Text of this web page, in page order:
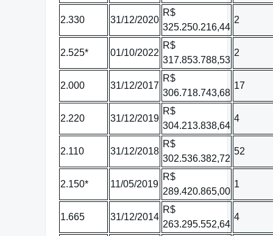
2.330 31/12/2020
R$
325.250.216,44
2
2.525* 01/10/2022
R$
317.853.788,53
2
2.000 31/12/2017
R$
306.718.743,68
17
2.220 31/12/2019
R$
304.213.838,64
4
2.110 31/12/2018
R$
302.536.382,72
52
2.150* 11/05/2019
R$
289.420.865,00
1
1.665 31/12/2014
R$
263.295.552,64
4